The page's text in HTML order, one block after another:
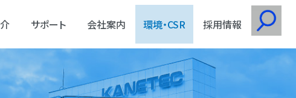
サポート 会社案内 環境・CSR 採用情報